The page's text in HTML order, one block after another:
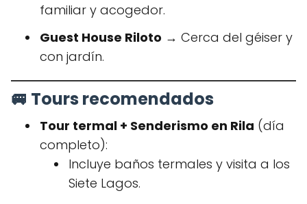
familiar y acogedor.
Guest House Riloto → Cerca del géiser y
con jardín.
🚐 Tours recomendados
Tour termal + Senderismo en Rila (día
completo):
Incluye baños termales y visita a los
Siete Lagos.